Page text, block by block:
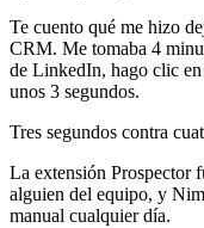
Te cuento qué me hizo
CRM. Me tomaba 4
de LinkedIn, hago clic
unos 3 segundos.
Tres segundos contra
La extensión Prospector
alguien del equipo, y
manual cualquier día.